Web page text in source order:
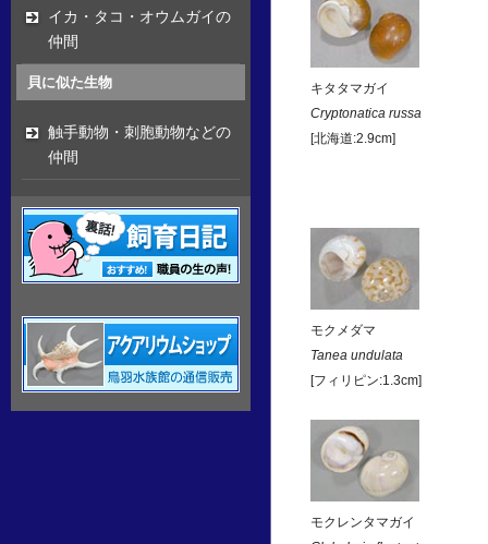
キタタマガイ
Cryptonatica russa
[北海道:2.9cm]
モクメダマ
Tanea undulata
[フィリピン:1.3cm]
モクレンタマガイ
イカ・タコ・オウムガイの
仲間
貝に似た生物
触手動物・刺胞動物などの
仲間